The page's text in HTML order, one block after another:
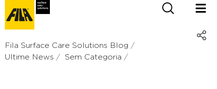
Fila Surface Care Solutions Blog
Ultime News
Sem Categoria